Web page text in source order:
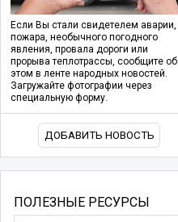
Если Вы стали свидетелем аварии,
пожара, необычного погодного
явления, провала дороги или
прорыва теплотрассы, сообщите об
этом в ленте народных новостей.
Загружайте фотографии через
специальную форму.
ДОБАВИТЬ НОВОСТЬ
ПОЛЕЗНЫЕ РЕСУРСЫ